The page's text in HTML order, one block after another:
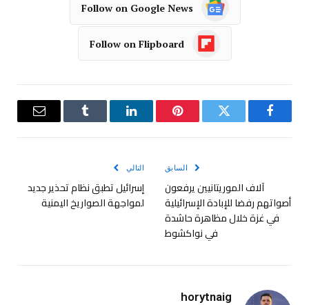
Follow on Google News
Follow on Flipboard
فيسبوك تويتر بينتيريستلينكدإن Tumblr
البريد
السابق
آلاف الموريتانيين يرفعون
أصواتهم رفضا للإبادة الإسرائيلية
في غزة خلال مظاهرة حاشدة
في نواكشوط
التالي
إسرائيل تطبق نظام تحذير جديد
لمواجهة الصواريخ اليمنية
horytnaig